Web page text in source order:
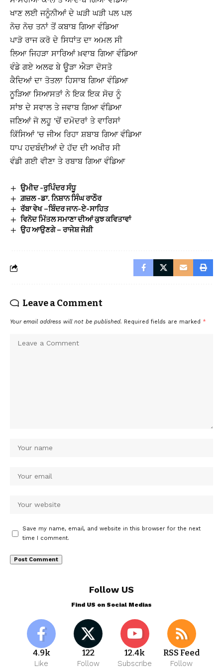
ਖਾਣ ਲਈ ਜਨੂੰਨੀਆਂ ਦੇ ਘੜੀ ਘੜੀ ਪਲ ਪਲ
ਨੋਚ ਨੋਚ ਤਨਾਂ ਤੋਂ ਕਬਾਬ ਗਿਆ ਵੰਡਿਆ
ਪਾੜੋ ਰਾਜ ਕਰੋ ਦੇ ਸਿਧਾਂਤ ਦਾ ਅਮਲ ਸੀ
ਲਿਆ ਜਿਹੜਾ ਸਾਰਿਆਂ ਖ਼ਵਾਬ ਗਿਆ ਵੰਡਿਆ
ਵੰਡੇ ਗਏ ਅਲਫ ਬੇ ਊੜਾ ਐੜਾ ਦੋਸਤੋ
ਕੈਦਿਆਂ ਦਾ ਤੋਤਲਾ ਹਿਸਾਬ ਗਿਆ ਵੰਡਿਆ
ਨੂੜਿਆ ਸਿਆਸਤਾਂ ਨੇ ਇਕ ਇਕ ਸੋਚ ਨੂੰ
ਸਾਂਝ ਦੇ ਸਵਾਲ ਤੇ ਜਵਾਬ ਗਿਆ ਵੰਡਿਆ
ਜਣਿਆਂ ਜੋ ਲਹੂ ’ਚੋਂ ਦਮੋਦਰਾਂ ਤੇ ਵਾਰਿਸਾਂ
ਕਿੱਸਿਆਂ ’ਚ ਜੀਅ ਰਿਹਾ ਸ਼ਬਾਬ ਗਿਆ ਵੰਡਿਆ
ਧਾਪ ਹਦਬੰਦੀਆਂ ਦੇ ਹੱਦ ਦੀ ਅਖੀਰ ਸੀ
ਵੰਡੀ ਗਈ ਵੀਣਾ ਤੇ ਰਬਾਬ ਗਿਆ ਵੰਡਿਆ
ਉਮੀਦ -ਰੁਪਿੰਦਰ ਸੰਧੂ
ਗ਼ਜ਼ਲ -ਡਾ. ਨਿਸ਼ਾਨ ਸਿੰਘ ਰਾਠੌਰ
ਰੱਬਾ ਵੇਖ –ਬਿੰਦਰ ਜਾਨ-ਏ-ਸਾਹਿਤ
ਵਿਨੋਦ ਮਿੱਤਲ ਸਮਾਣਾ ਦੀਆਂ ਕੁਝ ਕਵਿਤਾਵਾਂ
ਉਹ ਆਉਣਗੇ – ਰਾਜੇਸ਼ ਜੋਸ਼ੀ
Leave a Comment
Your email address will not be published. Required fields are marked *
Save my name, email, and website in this browser for the next
time I comment.
Follow US
Find US on Social Medias
4.9k
Like
122
Follow
12.4k
Subscribe
RSS Feed
Follow